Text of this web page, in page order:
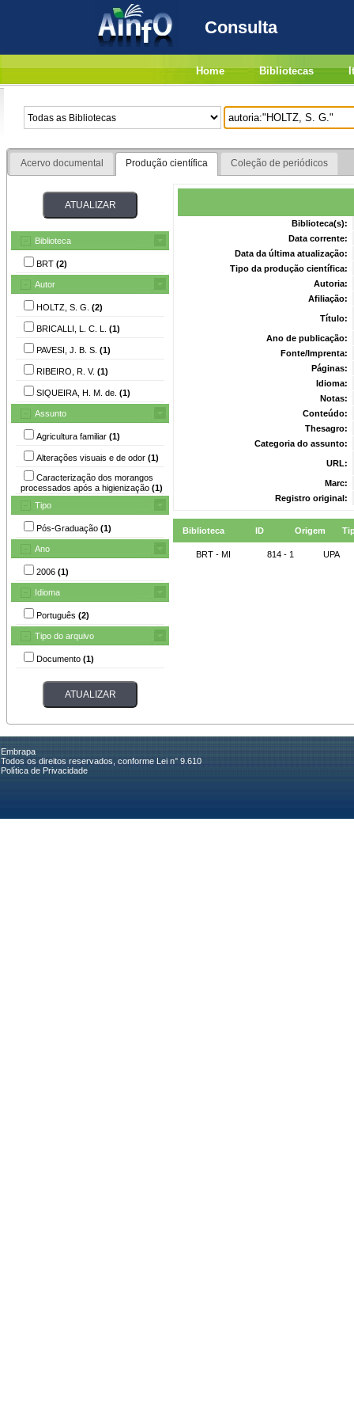
Consulta
Home Bibliotecas
Acervo documental Produção científica Coleção de periódicos
Biblioteca
BRT (2)
Autor
HOLTZ, S. G. (2)
BRICALLI, L. C. L. (1)
PAVESI, J. B. S. (1)
RIBEIRO, R. V. (1)
SIQUEIRA, H. M. de. (1)
Assunto
Agricultura familiar (1)
Alterações visuais e de odor (1)
Caracterização dos morangos
processados após a higienização (1)
Tipo
Pós-Graduação (1)
Ano
2006 (1)
Idioma
Português (2)
Tipo do arquivo
Documento (1)
Biblioteca(s):
Data corrente:
Data da última atualização:
Tipo da produção científica:
Autoria:
Afiliação:
Título:
Ano de publicação:
Fonte/Imprenta:
Páginas:
Idioma:
Notas:
Conteúdo:
Thesagro:
Categoria do assunto:
URL:
Marc:
Registro original:
Biblioteca ID Origem
BRT - MI 814 - 1 UPA
Embrapa
Todos os direitos reservados, conforme Lei n° 9.610
Política de Privacidade